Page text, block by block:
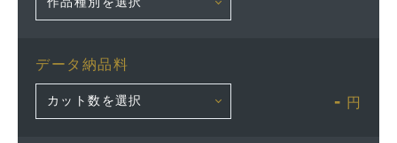
データ納品料
- 円